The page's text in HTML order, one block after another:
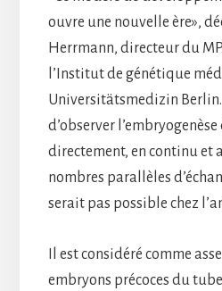
ouvre une nouvelle ère»,
Herrmann, directeur du
l’Institut de génétique
Universitätsmedizin Berlin.
d’observer
directement, en continu et
nombres parallèles
serait pas possible chez
Il est considéré comme
embryons précoces du